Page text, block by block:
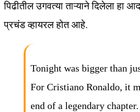
पिढीतील उगवत्या ताऱ्याने दिलेला हा
प्रचंड व्हायरल होत आहे.
Tonight was bigger than
For Cristiano Ronaldo, it
end of a legendary